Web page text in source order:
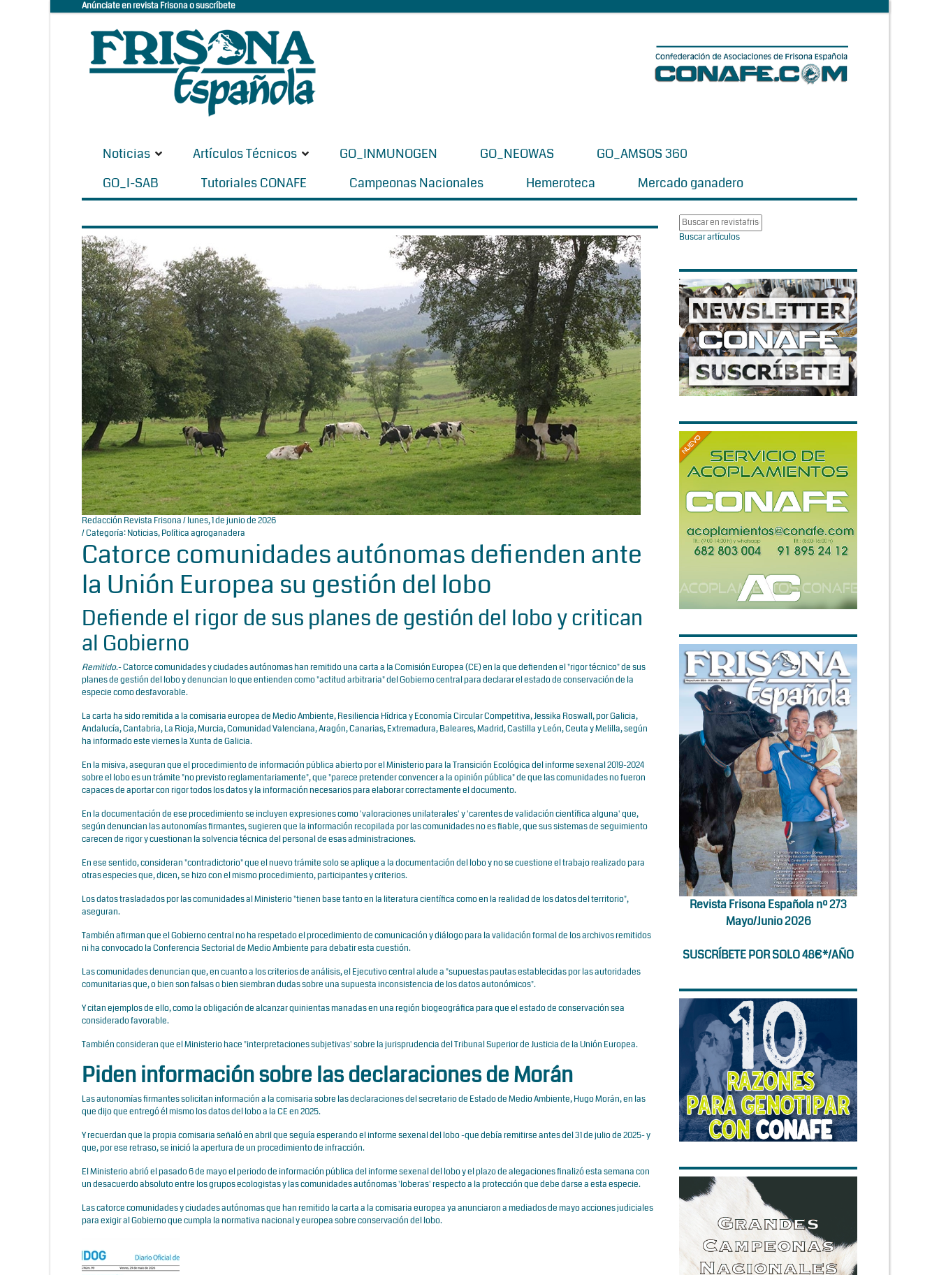
Anúnciate en revista Frisona o suscríbete
Noticias Artículos Técnicos GO_INMUNOGEN GO_NEOWAS
GO_AMSOS 360
GO_I-SAB
Tutoriales CONAFE Campeonas Nacionales Hemeroteca Mercado ganadero
Redacción Revista Frisona/ lunes, 1 de junio de 2026
/ Categoría:Noticias,Política agroganadera
Catorce comunidades autónomas defienden ante
la Unión Europea su gestión del lobo
Defiende el rigor de sus planes de gestión del lobo y critican
al Gobierno
Remitido.- Catorce comunidades y ciudades autónomas han remitido una carta a la Comisión Europea (CE) en la que defienden el "rigor técnico" de sus
planes de gestión del lobo y denuncian lo que entienden como "actitud arbitraria" del Gobierno central para declarar el estado de conservación de la
especie como desfavorable.
La carta ha sido remitida a la comisaria europea de Medio Ambiente, Resiliencia Hídrica y Economía Circular Competitiva, Jessika Roswall, por Galicia,
Andalucía, Cantabria, La Rioja, Murcia, Comunidad Valenciana, Aragón, Canarias, Extremadura, Baleares, Madrid, Castilla y León, Ceuta y Melilla, según
ha informado este viernes la Xunta de Galicia.
En la misiva, aseguran que el procedimiento de información pública abierto por el Ministerio para la Transición Ecológica del informe sexenal 2019-2024
sobre el lobo es un trámite "no previsto reglamentariamente", que "parece pretender convencer a la opinión pública" de que las comunidades no fueron
capaces de aportar con rigor todos los datos y la información necesarios para elaborar correctamente el documento.
En la documentación de ese procedimiento se incluyen expresiones como 'valoraciones unilaterales' y 'carentes de validación científica alguna' que,
según denuncian las autonomías firmantes, sugieren que la información recopilada por las comunidades no es fiable, que sus sistemas de seguimiento
carecen de rigor y cuestionan la solvencia técnica del personal de esas administraciones.
En ese sentido, consideran "contradictorio" que el nuevo trámite solo se aplique a la documentación del lobo y no se cuestione el trabajo realizado para
otras especies que, dicen, se hizo con el mismo procedimiento, participantes y criterios.
Los datos trasladados por las comunidades al Ministerio "tienen base tanto en la literatura científica como en la realidad de los datos del territorio",
aseguran.
También afirman que el Gobierno central no ha respetado el procedimiento de comunicación y diálogo para la validación formal de los archivos remitidos
ni ha convocado la Conferencia Sectorial de Medio Ambiente para debatir esta cuestión.
Las comunidades denuncian que, en cuanto a los criterios de análisis, el Ejecutivo central alude a "supuestas pautas establecidas por las autoridades
comunitarias que, o bien son falsas o bien siembran dudas sobre una supuesta inconsistencia de los datos autonómicos".
Y citan ejemplos de ello, como la obligación de alcanzar quinientas manadas en una región biogeográfica para que el estado de conservación sea
considerado favorable.
También consideran que el Ministerio hace "interpretaciones subjetivas' sobre la jurisprudencia del Tribunal Superior de Justicia de la Unión Europea.
Piden información sobre las declaraciones de Morán
Las autonomías firmantes solicitan información a la comisaria sobre las declaraciones del secretario de Estado de Medio Ambiente, Hugo Morán, en las
que dijo que entregó él mismo los datos del lobo a la CE en 2025.
Y recuerdan que la propia comisaria señaló en abril que seguía esperando el informe sexenal del lobo -que debía remitirse antes del 31 de julio de 2025- y
que, por ese retraso, se inició la apertura de un procedimiento de infracción.
El Ministerio abrió el pasado 6 de mayo el periodo de información pública del informe sexenal del lobo y el plazo de alegaciones finalizó esta semana con
un desacuerdo absoluto entre los grupos ecologistas y las comunidades autónomas 'loberas' respecto a la protección que debe darse a esta especie.
Las catorce comunidades y ciudades autónomas que han remitido la carta a la comisaria europea ya anunciaron a mediados de mayo acciones judiciales
para exigir al Gobierno que cumpla la normativa nacional y europea sobre conservación del lobo.
Buscar artículos
Revista Frisona Española nº 273
Mayo/Junio 2026
SUSCRÍBETE POR SOLO 48€*/AÑO